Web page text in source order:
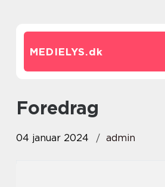
MEDIELYS.dk
foredrag
04 januar 2024 admin